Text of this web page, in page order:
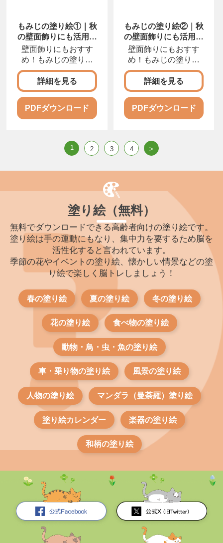
もみじの塗り絵①｜秋
の壁面飾りにも活用で
きる図案
壁面飾りにもおすす
め！もみじの塗り絵
秋の壁面飾りの作り方
の
詳細を見る
PDFダウンロード
もみじの塗り絵②｜秋
の壁面飾りにも活用で
きる図案
壁面飾りにもおすす
め！もみじの塗り絵
秋の壁面飾りの作り方
の
詳細を見る
PDFダウンロード
1 2 3 4 >
塗り絵（無料）
無料でダウンロードできる高齢者向けの塗り絵です。
塗り絵は手の運動にもなり、集中力を要するため脳を
活性化すると言われています。
季節の花やイベントの塗り絵、懐かしい情景などの塗
り絵で楽しく脳トレしましょう！
春の塗り絵 夏の塗り絵 冬の塗り絵
花の塗り絵 食べ物の塗り絵
動物・鳥・虫・魚の塗り絵
車・乗り物の塗り絵 風景の塗り絵
人物の塗り絵 マンダラ（曼荼羅）塗り絵
塗り絵カレンダー 楽器の塗り絵
和柄の塗り絵